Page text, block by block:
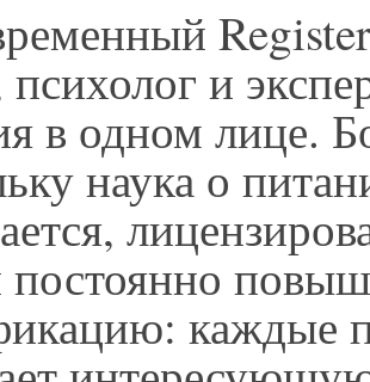
и
в одном лице.
наука о
постоянно
каждые